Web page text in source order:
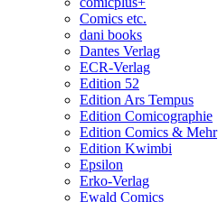
Comics etc.
dani books
Dantes Verlag
ECR-Verlag
Edition 52
Edition Ars Tempus
Edition Comicographie
Edition Comics & Mehr
Edition Kwimbi
Epsilon
Erko-Verlag
Ewald Comics